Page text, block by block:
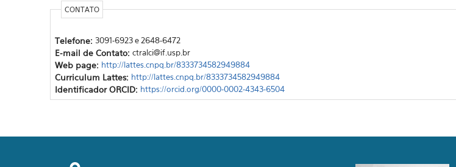
CONTATO
Telefone: 3091-6923 e 2648-6472
E-mail de Contato: ctralci@if.usp.br
Web page: http://lattes.cnpq.br/8333734582949884
Curriculum Lattes: http://lattes.cnpq.br/8333734582949884
Identificador ORCID: https://orcid.org/0000-0002-4343-6504